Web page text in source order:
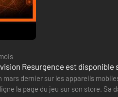
Resurgence est disponible
mars dernier sur les appareils
la page du jeu sur son store.